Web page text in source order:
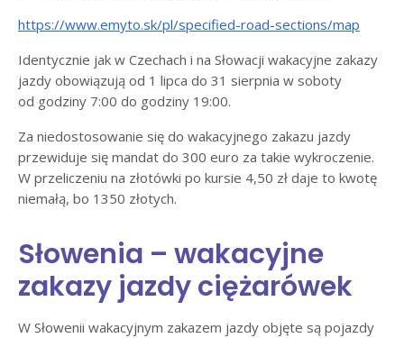
https://www.emyto.sk/pl/specified-road-sections/map
Identycznie jak w Czechach i na Słowacji wakacyjne zakazy
jazdy obowiązują od 1 lipca do 31 sierpnia w soboty
od godziny 7:00 do godziny 19:00.
Za niedostosowanie się do wakacyjnego zakazu jazdy
przewiduje się mandat do 300 euro za takie wykroczenie.
W przeliczeniu na złotówki po kursie 4,50 zł daje to kwotę
niemałą, bo 1350 złotych.
Słowenia – wakacyjne
zakazy jazdy ciężarówek
W Słowenii wakacyjnym zakazem jazdy objęte są pojazdy